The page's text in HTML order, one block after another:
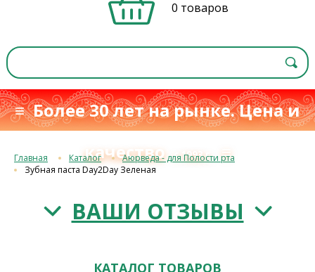
0 товаров
≡ Более 30 лет на рынке. Цена и
качествос 1993 г.≡
Главная Каталог
Аюрведа - для Полости рта
Зубная паста Day2Day Зеленая
ВАШИ ОТЗЫВЫ
КАТАЛОГ ТОВАРОВ